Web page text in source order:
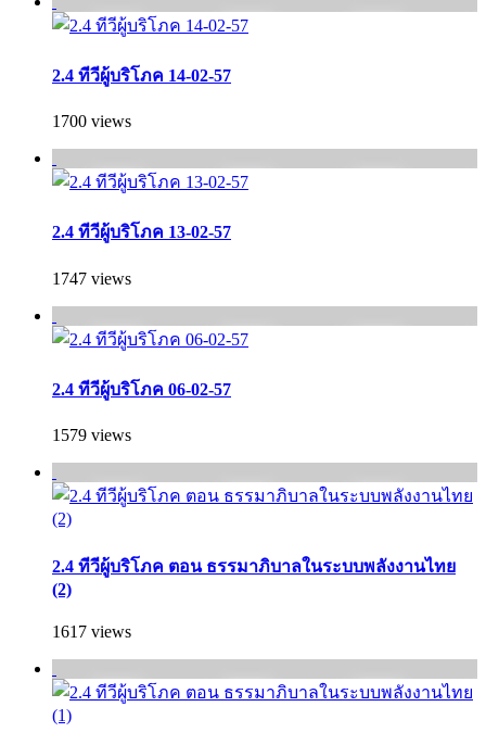
2.4 ทีวีผู้บริโภค 14-02-57
1700 views
2.4 ทีวีผู้บริโภค 13-02-57
1747 views
2.4 ทีวีผู้บริโภค 06-02-57
1579 views
2.4 ทีวีผู้บริโภค ตอน ธรรมาภิบาลในระบบพลังงานไทย
(2)
1617 views